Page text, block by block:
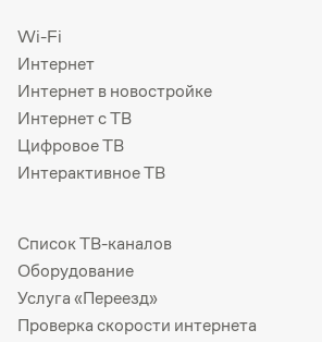
Wi-Fi
Интернет
Интернет в новостройке
Интернет с ТВ
Цифровое ТВ
Интерактивное ТВ
Список ТВ-каналов
Оборудование
Услуга «Переезд»
Проверка скорости интернета